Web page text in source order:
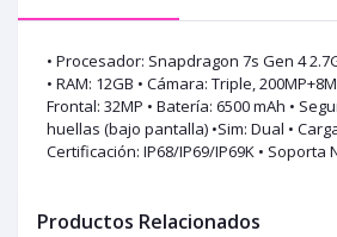
• Procesador: Snapdragon 7s Gen 4
• RAM: 12GB • Cámara: Triple,
Frontal: 32MP • Batería: 6500 mAh •
huellas (bajo pantalla) •Sim: Dual •
Certificación: IP68/IP69/IP69K • Soporta
Productos Relacionados